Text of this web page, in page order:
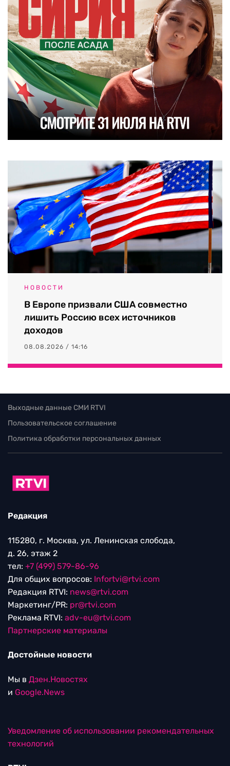
НОВОСТИ
В Европе призвали США совместно
лишить Россию всех источников
доходов
08.08.2026 / 14:16
Выходные данные СМИ RTVI
Пользовательское соглашение
Политика обработки персональных данных
Редакция
115280, г. Москва, ул. Ленинская слобода,
д. 26, этаж 2
тел: +7 (499) 579-86-96
Для общих вопросов: Infortvi@rtvi.com
Редакция RTVI: news@rtvi.com
Маркетинг/PR: pr@rtvi.com
Реклама RTVI: adv-eu@rtvi.com
Партнерские материалы
Достойные новости
Мы в Дзен.Новостях
и Google.News
Уведомление об использовании рекомендательных
технологий